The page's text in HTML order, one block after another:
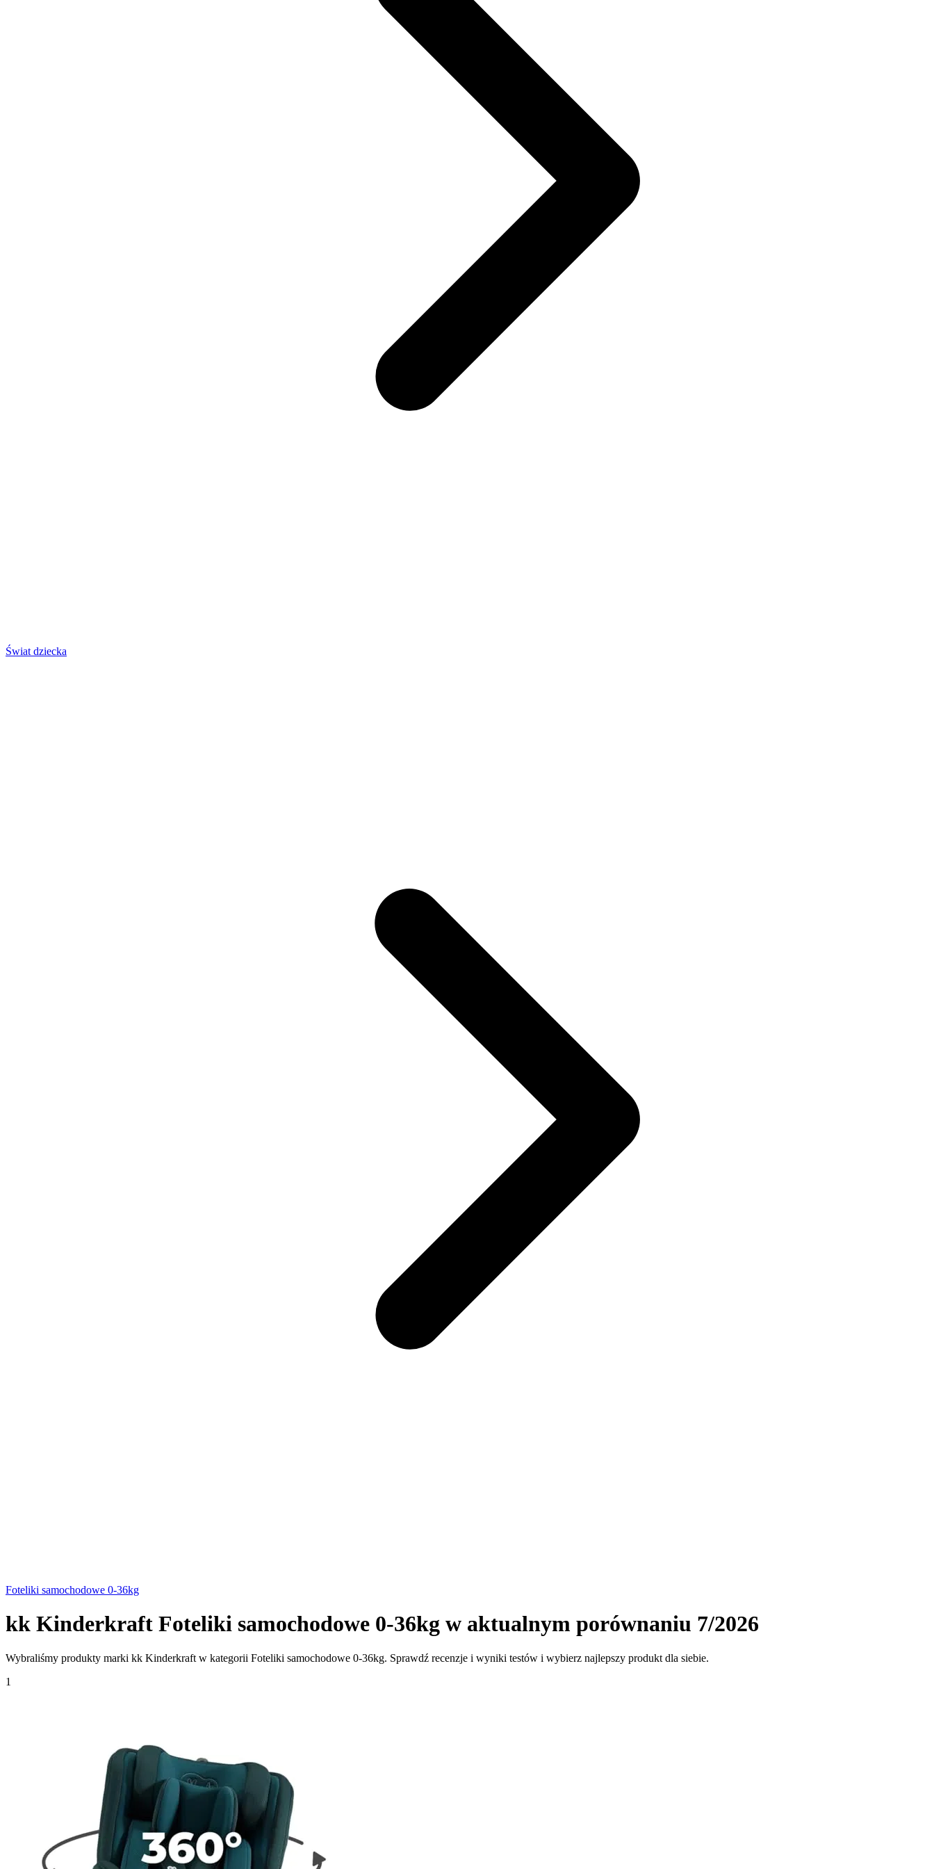
Świat dziecka
Foteliki samochodowe 0-36kg
kk Kinderkraft Foteliki samochodowe 0-36kg w aktualnym porównaniu 7/2026
Wybraliśmy produkty marki kk Kinderkraft w kategorii Foteliki samochodowe 0-36kg. Sprawdź recenzje i wyniki testów i wybierz najlepszy produkt dla siebie.
1